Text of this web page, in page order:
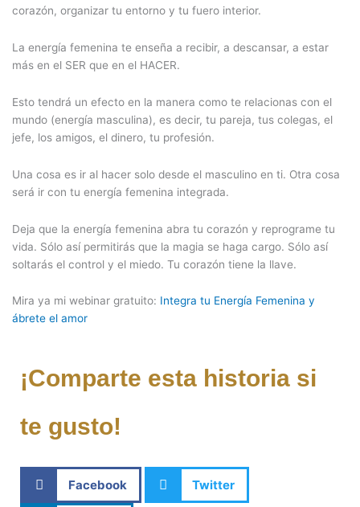
corazón, organizar tu entorno y tu fuero interior.
La energía femenina te enseña a recibir, a descansar, a estar
más en el SER que en el HACER.
Esto tendrá un efecto en la manera como te relacionas con el
mundo (energía masculina), es decir, tu pareja, tus colegas, el
jefe, los amigos, el dinero, tu profesión.
Una cosa es ir al hacer solo desde el masculino en ti. Otra cosa
será ir con tu energía femenina integrada.
Deja que la energía femenina abra tu corazón y reprograme tu
vida. Sólo así permitirás que la magia se haga cargo. Sólo así
soltarás el control y el miedo. Tu corazón tiene la llave.
Mira ya mi webinar gratuito: Integra tu Energía Femenina y
ábrete el amor
¡Comparte esta historia si
te gusto!
Facebook Twitter